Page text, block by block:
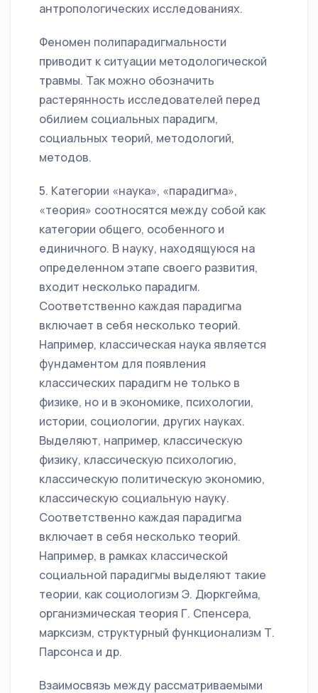
антропологических исследованиях.
Феномен полипарадигмальности
приводит к ситуации методологической
травмы. Так можно обозначить
растерянность исследователей перед
обилием социальных парадигм,
социальных теорий, методологий,
методов.
5. Категории «наука», «парадигма»,
«теория» соотносятся между собой как
категории общего, особенного и
единичного. В науку, находящуюся на
определенном этапе своего развития,
входит несколько парадигм.
Соответственно каждая парадигма
включает в себя несколько теорий.
Например, классическая наука является
фундаментом для появления
классических парадигм не только в
физике, но и в экономике, психологии,
истории, социологии, других науках.
Выделяют, например, классическую
физику, классическую психологию,
классическую политическую экономию,
классическую социальную науку.
Соответственно каждая парадигма
включает в себя несколько теорий.
Например, в рамках классической
социальной парадигмы выделяют такие
теории, как социологизм Э. Дюркгейма,
организмическая теория Г. Спенсера,
марксизм, структурный функционализм Т.
Парсонса и др.
Взаимосвязь между рассматриваемыми